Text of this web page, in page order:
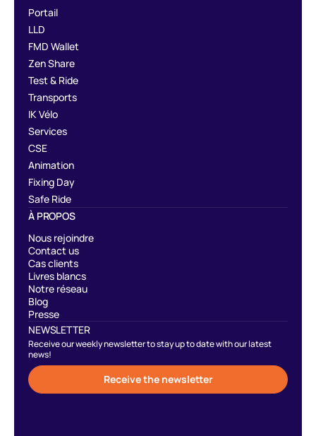
Portail
LLD
FMD Wallet
Zen Share
Test & Ride
Transports
IK Vélo
Services
CSE
Animation
Fixing Day
Safe Ride
À PROPOS
Nous rejoindre
Contact us
Cas clients
Livres blancs
Notre réseau
Blog
Presse
NEWSLETTER
Receive our weekly newsletter to stay up to date with our latest
news!
Receive the newsletter